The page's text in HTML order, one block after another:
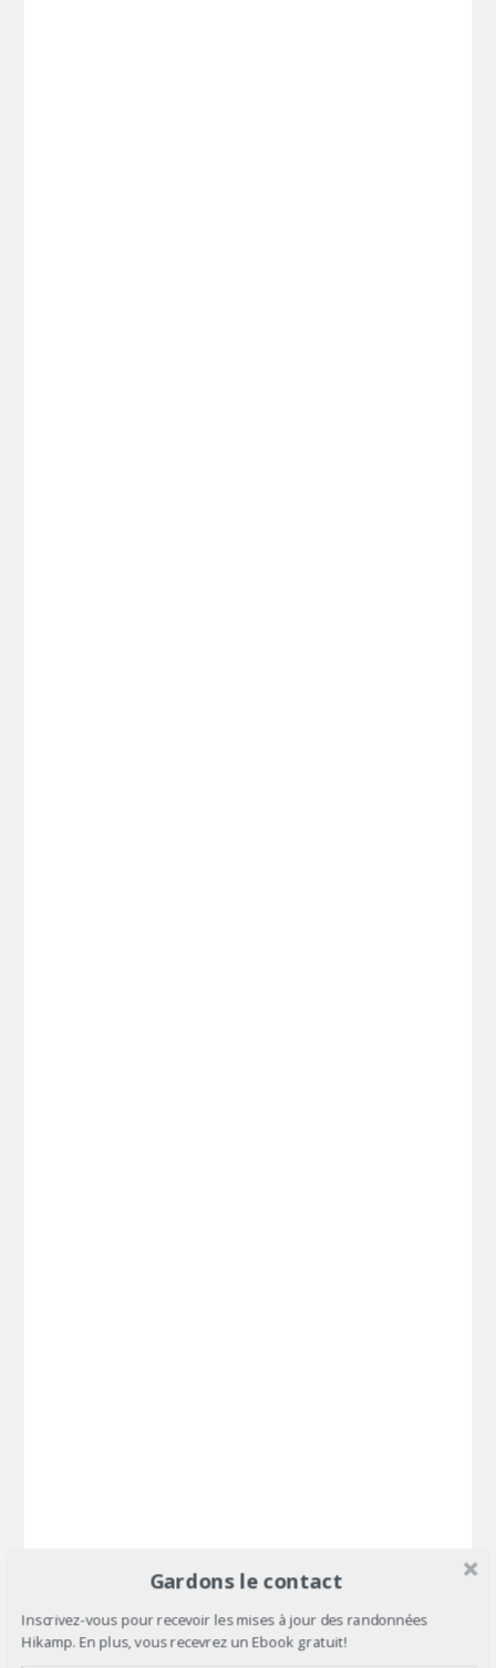
Gardons le contact
Inscrivez-vous pour recevoir les mises à jour des randonnées
Hikamp. En plus, vous recevrez un Ebook gratuit!